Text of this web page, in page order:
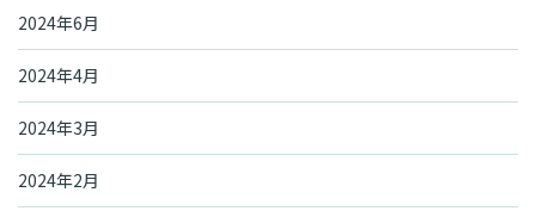
2024年6月
2024年4月
2024年3月
2024年2月